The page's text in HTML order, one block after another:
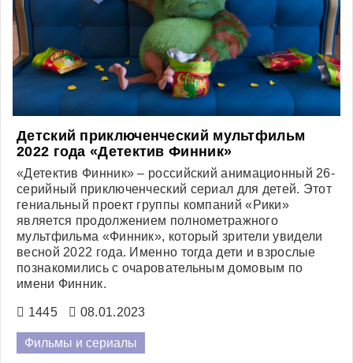
Детский приключенческий мультфильм
2022 года «Детектив Финник»
«Детектив Финник» – российский анимационный 26-
серийный приключенческий сериал для детей. Этот
гениальный проект группы компаний «Рики»
является продолжением полнометражного
мультфильма «Финник», который зрители увидели
весной 2022 года. Именно тогда дети и взрослые
познакомились с очаровательным домовым по
имени Финник.
1445 08.01.2023
Фильмы и сериалы